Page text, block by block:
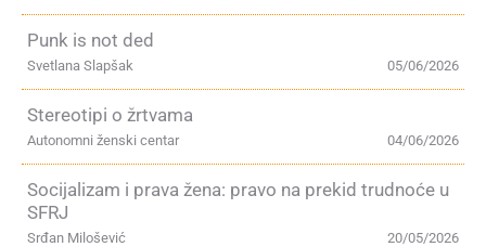
Punk is not ded
05/06/2026
Svetlana Slapšak
Stereotipi o žrtvama
04/06/2026
Autonomni ženski centar
Socijalizam i prava žena: pravo na prekid trudnoće u
SFRJ
20/05/2026
Srđan Milošević